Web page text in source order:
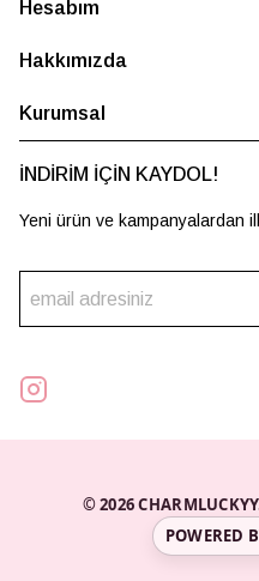
Hesabım
Hakkımızda
Kurumsal
İNDİRİM İÇİN KAYDOL!
Yeni ürün ve kampanyalardan
© 2026
POWERED